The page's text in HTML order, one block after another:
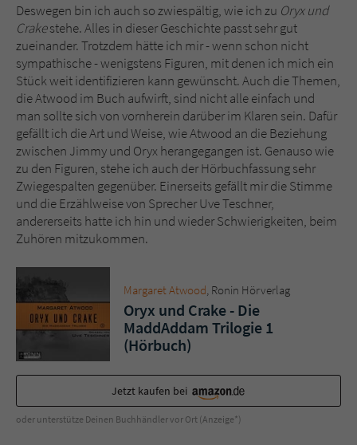
Deswegen bin ich auch so zwiespältig, wie ich zu Oryx und
Crakestehe. Alles in dieser Geschichte passt sehr gut
zueinander. Trotzdem hätte ich mir - wenn schon nicht
sympathische - wenigstens Figuren, mit denen ich mich ein
Stück weit identifizieren kann gewünscht. Auch die Themen,
die Atwood im Buch aufwirft, sind nicht alle einfach und
man sollte sich von vornherein darüber im Klaren sein. Dafür
gefällt ich die Art und Weise, wie Atwood an die Beziehung
zwischen Jimmy und Oryx herangegangen ist. Genauso wie
zu den Figuren, stehe ich auch der Hörbuchfassung sehr
Zwiegespalten gegenüber. Einerseits gefällt mir die Stimme
und die Erzählweise von Sprecher Uve Teschner,
andererseits hatte ich hin und wieder Schwierigkeiten, beim
Zuhören mitzukommen.
Margaret Atwood , Ronin Hörverlag
Oryx und Crake - Die
MaddAddam Trilogie 1
(Hörbuch)
Jetzt kaufen bei
oder unterstütze Deinen Buchhändler vor Ort (Anzeige*)